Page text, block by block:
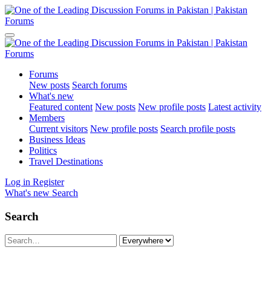
Forums
New posts Search forums
What's new
Featured content New posts New profile posts Latest activity
Members
Current visitors New profile posts Search profile posts
Business Ideas
Politics
Travel Destinations
Log in Register
What's new Search
Search